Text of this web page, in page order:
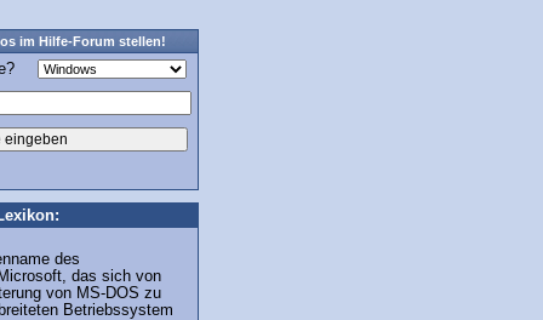
im Hilfe-Forum stellen!
des
das sich von
von MS-DOS zu
Betriebssystem